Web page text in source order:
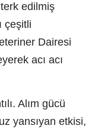
edilmiş
çeşitli
Dairesi
acı acı
Alım gücü
yansıyan etkisi,